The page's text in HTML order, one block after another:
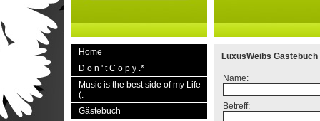
Home
D o n ' t C o p y .*
Music is the best side of my Life
(:
Gästebuch
LuxusWeibs Gästebuch
Name:
Betreff: